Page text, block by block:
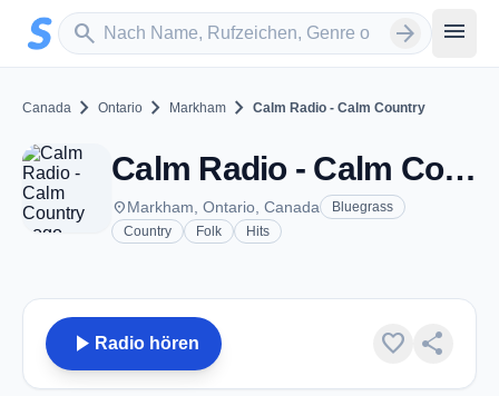
Zum Hauptinhalt springen
search
Sender suchen arrow_forward menu
Canada chevron_right Ontario chevron_right Markham chevron_right Calm Radio - Calm Country
Calm Radio - Calm Country - Markham, ON
placeMarkham, Ontario, Canada
Bluegrass
Country
Folk Hits
play_arrow Radio hören favorite share